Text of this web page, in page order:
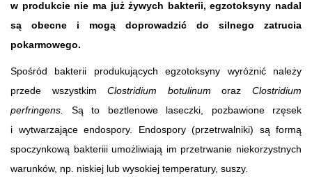
w produkcie nie ma już żywych bakterii, egzotoksyny nadal
są obecne i mogą doprowadzić do silnego zatrucia
pokarmowego.
Spośród bakterii produkujących egzotoksyny wyróżnić należy
przede wszystkimClostridium botulinum orazClostridium
perfringens. Są to beztlenowe laseczki, pozbawione rzęsek
i wytwarzające endospory. Endospory (przetrwalniki) są formą
spoczynkową bakteriii umożliwiają im przetrwanie niekorzystnych
warunków, np. niskiej lub wysokiej temperatury, suszy